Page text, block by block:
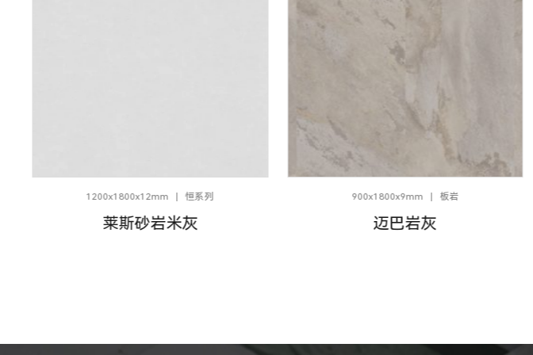
1200x1800x12mm 恒系列
莱斯砂岩米灰
900x1800x9mm 板岩
迈巴岩灰